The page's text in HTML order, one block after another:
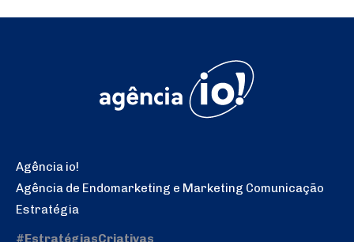
Agência io!
Agência de Endomarketing e Marketing Comunicação
Estratégia
#EstratégiasCriativas